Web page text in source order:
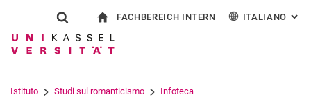
Jump directly to: content
Jump directly to: search
Jump directly to: main
Show search form
Search term
FACHBEREICH INTERN ITALIANO :
Istituto Studi sul romanticismo Infoteca